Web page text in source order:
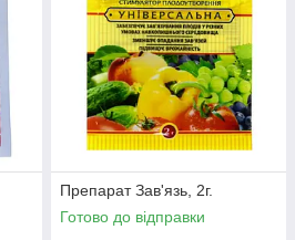
Препарат Зав'язь, 2г.
Готово до відправки